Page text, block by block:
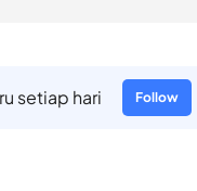
setiap hari Follow